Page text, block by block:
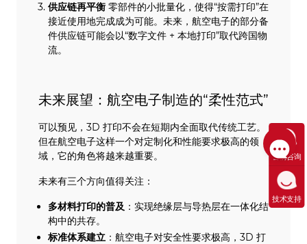
供应链再平衡 零部件的小批量化，使得“按需打印”在
接近使用地完成成为可能。未来，航空电子的部分备
件供应链可能会以“数字文件 + 本地打印”取代跨国物
流。
未来展望：航空电子制造的“柔性范式”
可以预见，3D 打印不会在短期内全面取代传统工艺。
但在航空电子这样一个对定制化和性能要求极高的领
域，它的角色将越来越重要。
未来有三个方向值得关注：
多材料打印的普及 ：实现绝缘层与导热层在一体化结
构中的共存。
标准体系建立 ：航空电子对安全性要求极高，3D 打
售前咨询
技术支持